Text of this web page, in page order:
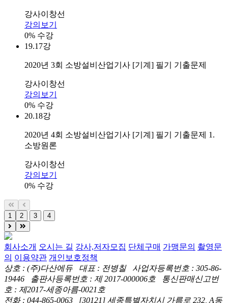
강사이창선
강의보기
0% 수강
19.17강
2020년 3회 소방설비산업기사 [기계] 필기 기출문제
강사이창선
강의보기
0% 수강
20.18강
2020년 4회 소방설비산업기사 [기계] 필기 기출문제 1.
소방원론
강사이창선
강의보기
0% 수강
1 2 3 4
회사소개 오시는 길 강사,저자모집 단체구매 가맹문의 촬영문
의 이용약관 개인보호정책
상호 : (주)다산에듀 대표 : 전병칠 사업자등록번호 : 305-86-
19446 출판사등록번호 : 제 2017-000006호 통신판매신고번
호 : 제2017-세종아름-0021호
전화 : 044-865-0063 [30121] 세종특별자치시 가름로 232, A동